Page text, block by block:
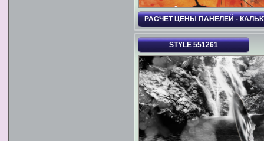
РАСЧЕТ ЦЕНЫ ПАНЕЛЕЙ -
STYLE 551261